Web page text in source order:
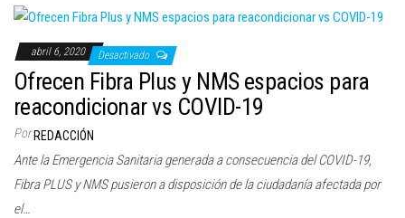
abril 6, 2020 Desactivado
Ofrecen Fibra Plus y NMS espacios para
reacondicionar vs COVID-19
Por REDACCIÓN
Ante la Emergencia Sanitaria generada a consecuencia del COVID-19,
Fibra PLUS y NMS pusieron a disposición de la ciudadanía afectada por
el…